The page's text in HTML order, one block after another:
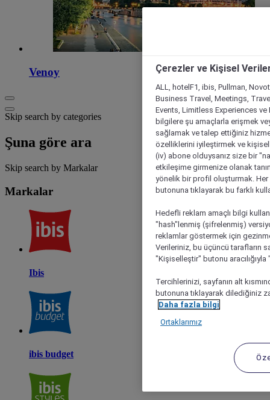
Venoy
Skip search by categories
Şuna göre ara
Skip search by Markalar
Markalar
Ibis
ibis budget
Çerezler ve Kişisel
ALL, hotelF1, ibis, Pullman,
Business Travel, Meetings,
Events, Limitless Experiences
bilgilere şu amaçlarla erişmek
sağlamak ve talep ettiğiniz
özelliklerini iyileştirmek ve
(iv) abone olduysanız size bir
etkileşime girmenize olanak
yönelik bir profil oluşturmak.
butonuna tıklayarak bu farklı
Hedefli reklam amaçlı bilgi
"hash"lenmiş (şifrelenmiş)
reklamlar göstermek için
Verileriniz, bu üçüncü tarafların
"Kişiselleştir" butonu
Tercihlerinizi, sayfanın alt
butonuna tıklayarak dilediğiniz
Daha fazla bilgi
Ortaklarımız